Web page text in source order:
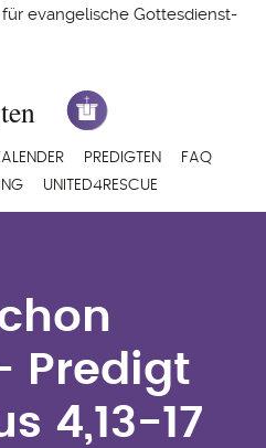
evangelische Gottesdienst-
PREDIGTEN
FAQ
UNITED4RESCUE
zu
17 von
Predigt
4,13-17